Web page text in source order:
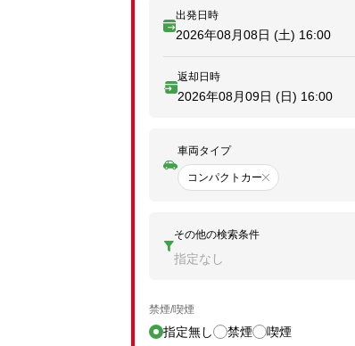
出発日時
2026年08月08日 (土) 16:00
返却日時
2026年08月09日 (日) 16:00
車両タイプ
コンパクトカー
その他の検索条件
指定なし
禁煙/喫煙
指定無し 禁煙 喫煙